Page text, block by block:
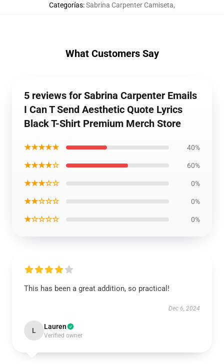
Categorías:Sabrina Carpenter Camiseta,
What Customers Say
5 reviews for Sabrina Carpenter Emails
I Can T Send Aesthetic Quote Lyrics
Black T-Shirt Premium Merch Store
★★★★★ 40%
★★★★☆ 60%
★★★☆☆ 0%
★★☆☆☆ 0%
★☆☆☆☆ 0%
This has been a great addition, so practical!
Dec 6, 2024
L Lauren
Verified owner